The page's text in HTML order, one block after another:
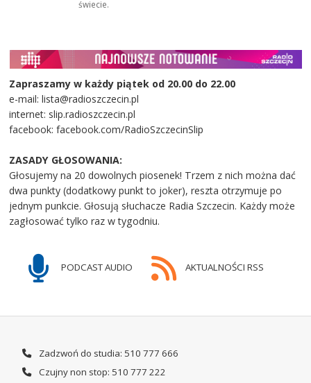
świecie.
Zapraszamy w każdy piątek od 20.00 do 22.00
e-mail: lista@radioszczecin.pl
internet: slip.radioszczecin.pl
facebook: facebook.com/RadioSzczecinSlip
ZASADY GŁOSOWANIA:
Głosujemy na 20 dowolnych piosenek! Trzem z nich można dać
dwa punkty (dodatkowy punkt to joker), reszta otrzymuje po
jednym punkcie. Głosują słuchacze Radia Szczecin. Każdy może
zagłosować tylko raz w tygodniu.
PODCAST AUDIO AKTUALNOŚCI RSS
Zadzwoń do studia: 510 777 666
Czujny non stop: 510 777 222